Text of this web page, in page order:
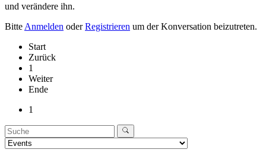
und verändere ihn.
Bitte Anmelden oderRegistrieren um der Konversation beizutreten.
Start
Zurück
1
Weiter
Ende
1